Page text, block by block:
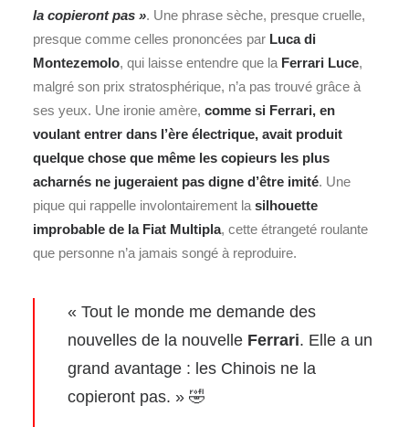
la copieront pas ». Une phrase sèche, presque cruelle,
presque comme celles prononcées par Luca di
Montezemolo, qui laisse entendre que la Ferrari Luce,
malgré son prix stratosphérique, n’a pas trouvé grâce à
ses yeux. Une ironie amère, comme si Ferrari, en
voulant entrer dans l’ère électrique, avait produit
quelque chose que même les copieurs les plus
acharnés ne jugeraient pas digne d’être imité. Une
pique qui rappelle involontairement la silhouette
improbable de la Fiat Multipla, cette étrangeté roulante
que personne n’a jamais songé à reproduire.
« Tout le monde me demande des
nouvelles de la nouvelle Ferrari. Elle a un
grand avantage : les Chinois ne la
copieront pas. » 🤣